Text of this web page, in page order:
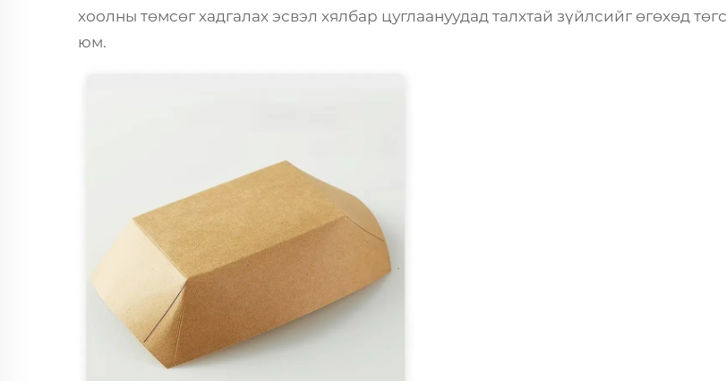
хоолны төмсөг хадгалах эсвэл хялбар цуглаануудад талхтай зүйлсийг өгөхөд төгс
юм.